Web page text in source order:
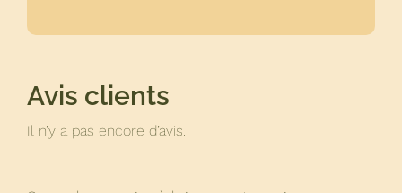
Avis clients
Il n’y a pas encore d’avis.